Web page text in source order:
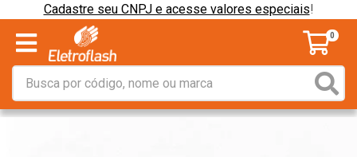
Cadastre seu CNPJ e acesse valores especiais!
0